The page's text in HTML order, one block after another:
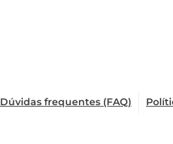
Dúvidas frequentes (FAQ)